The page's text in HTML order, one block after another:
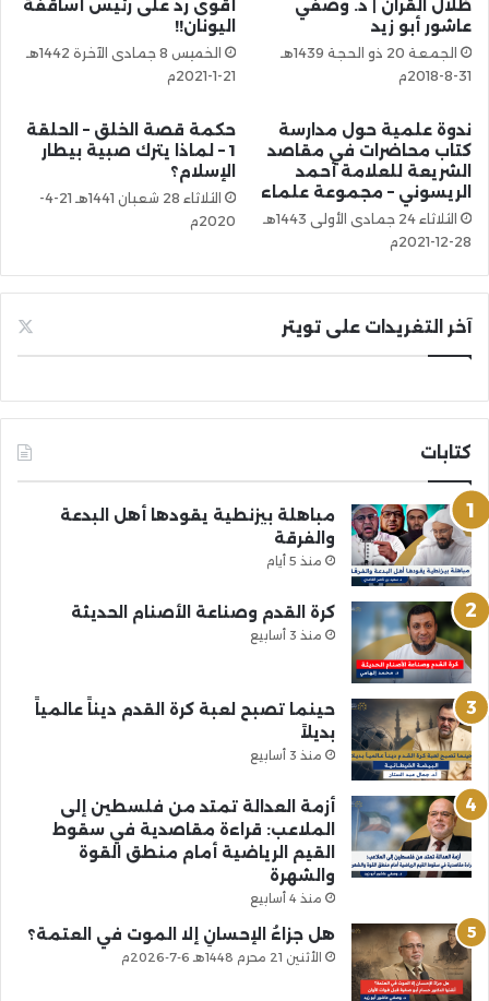
ظلال القرآن | د. وصفي
عاشور أبو زيد
الجمعة 20 ذو الحجة 1439هـ
31-8-2018م
أقوى رد على رئيس أساقفة
اليونان!!
الخميس 8 جمادى الآخرة 1442هـ
21-1-2021م
ندوة علمية حول مدارسة
كتاب محاضرات في مقاصد
الشريعة للعلامة أحمد
الريسوني – مجموعة علماء
الثلاثاء 24 جمادى الأولى 1443هـ
28-12-2021م
حكمة قصة الخلق – الحلقة
1 – لماذا يترك صبية بيطار
الإسلام؟
الثلاثاء 28 شعبان 1441هـ 21-4-
2020م
آخر التغريدات على تويتر
كتابات
مباهلة بيزنطية يقودها أهل البدعة
والفرقة
منذ 5 أيام
كرة القدم وصناعة الأصنام الحديثة
منذ 3 أسابيع
حينما تصبح لعبة كرة القدم ديناً عالمياً
بديلاً
منذ 3 أسابيع
أزمة العدالة تمتد من فلسطين إلى
الملاعب: قراءة مقاصدية في سقوط
القيم الرياضية أمام منطق القوة
والشهرة
منذ 4 أسابيع
هل جزاءُ الإحسانِ إلا الموت في العتمة؟
الأثنين 21 محرم 1448هـ 6-7-2026م